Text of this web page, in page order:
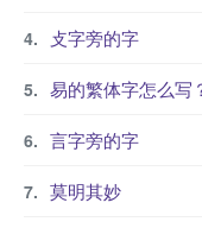
攴字旁的字
易的繁体字怎么写？这份
言字旁的字
莫明其妙